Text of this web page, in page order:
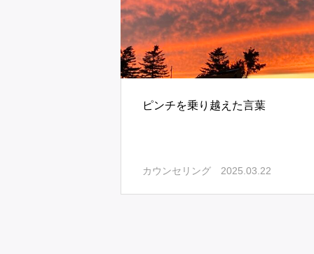
ピンチを乗り越えた言葉
カウンセリング 2025.03.22